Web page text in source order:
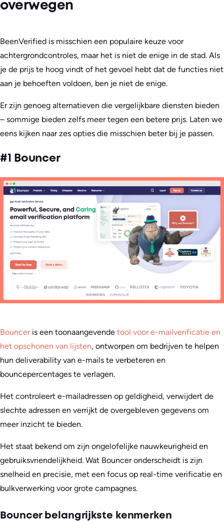
overwegen
BeenVerified is misschien een populaire keuze voor
achtergrondcontroles, maar het is niet de enige in de stad. Als
je de prijs te hoog vindt of het gevoel hebt dat de functies niet
aan je behoeften voldoen, ben je niet de enige.
Er zijn genoeg alternatieven die vergelijkbare diensten bieden
– sommige bieden zelfs meer tegen een betere prijs. Laten we
eens kijken naar zes opties die misschien beter bij je passen.
#1 Bouncer
Bounceris een toonaangevende tool voor e-mailverificatie en
het opschonen van lijsten, ontworpen om bedrijven te helpen
hun deliverability van e-mails te verbeteren en
bouncepercentages te verlagen.
Het controleert e-mailadressen op geldigheid, verwijdert de
slechte adressen en verrijkt de overgebleven gegevens om
meer inzicht te bieden.
Het staat bekend om zijn ongelofelijke nauwkeurigheid en
gebruiksvriendelijkheid. Wat Bouncer onderscheidt is zijn
snelheid en precisie, met een focus op real-time verificatie en
bulkverwerking voor grote campagnes.
Bouncer belangrijkste kenmerken